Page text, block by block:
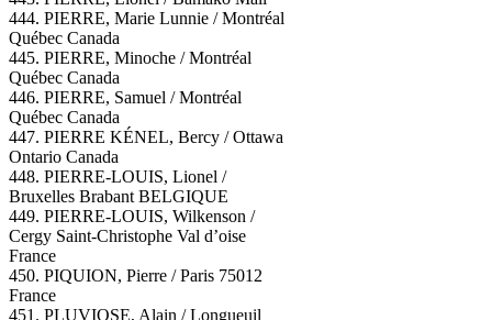
444. PIERRE, Marie Lunnie / Montréal
Québec Canada
445. PIERRE, Minoche / Montréal
Québec Canada
446. PIERRE, Samuel / Montréal
Québec Canada
447. PIERRE KÉNEL, Bercy / Ottawa
Ontario Canada
448. PIERRE-LOUIS, Lionel /
Bruxelles Brabant BELGIQUE
449. PIERRE-LOUIS, Wilkenson /
Cergy Saint-Christophe Val d’oise
France
450. PIQUION, Pierre / Paris 75012
France
451. PLUVIOSE, Alain / Longueuil